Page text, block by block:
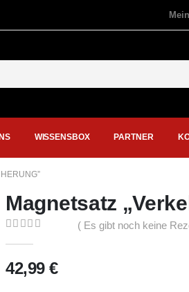
WISSENSBOX PARTNER
Magnetsatz
( Es gibt noch keine
42,99€